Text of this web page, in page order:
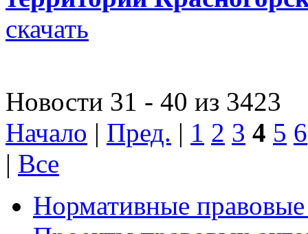
скачать
Новости 31 - 40 из 3423
Начало | Пред. | 1 2 3 4 5 6
| Все
Нормативные